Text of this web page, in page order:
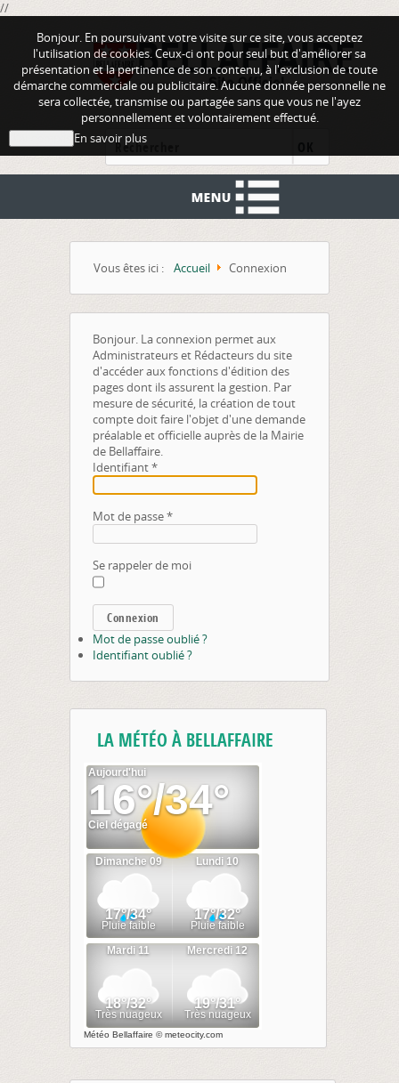
//
Bonjour. En poursuivant votre visite sur ce site, vous acceptez
l'utilisation de cookies. Ceux-ci ont pour seul but d'améliorer sa
présentation et la pertinence de son contenu, à l'exclusion de toute
démarche commerciale ou publicitaire. Aucune donnée personnelle ne
sera collectée, transmise ou partagée sans que vous ne l'ayez
personnellement et volontairement effectué.
En savoir plus
Vous êtes ici : Accueil Connexion
Bonjour. La connexion permet aux
Administrateurs et Rédacteurs du site
d'accéder aux fonctions d'édition des
pages dont ils assurent la gestion. Par
mesure de sécurité, la création de tout
compte doit faire l'objet d'une demande
préalable et officielle auprès de la Mairie
de Bellaffaire.
Identifiant*
Mot de passe*
Se rappeler de moi
Connexion
Mot de passe oublié ?
Identifiant oublié ?
LA MÉTÉO À BELLAFFAIRE
Météo Bellaffaire © meteocity.com